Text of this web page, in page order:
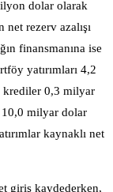
dolar olarak
rezerv azalışı
finansmanına ise
yatırımları 4,2
0,3 milyar
10,0 milyar dolar
kaynaklı net
giriş kaydederken,